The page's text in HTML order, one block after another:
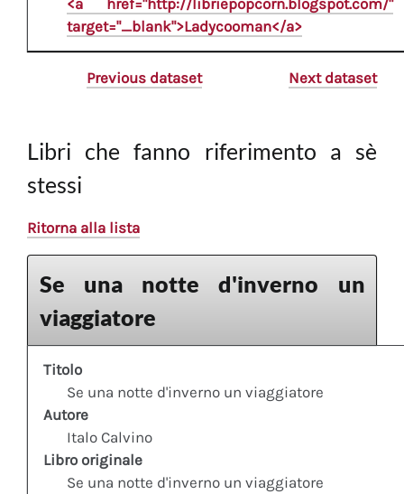
<a href="http://libriepopcorn.blogspot.com/"
target="_blank">Ladycooman</a>
Previous dataset Next dataset
Libri che fanno riferimento a sè
stessi
Ritorna alla lista
Se una notte d'inverno un
viaggiatore
Titolo
Se una notte d'inverno un viaggiatore
Autore
Italo Calvino
Libro originale
Se una notte d'inverno un viaggiatore